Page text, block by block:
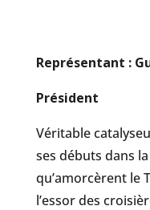
Représentant :
Président
Véritable
ses débuts dans
qu’amorcèrent le
l’essor des